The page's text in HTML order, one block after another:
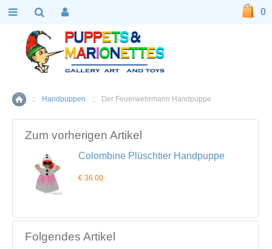
Home
:: Handpuppen :: Der Feuerwehrmann Handpuppe
Zum vorherigen Artikel
Colombine Plüschtier Handpuppe
€ 36.00
Folgendes Artikel
0